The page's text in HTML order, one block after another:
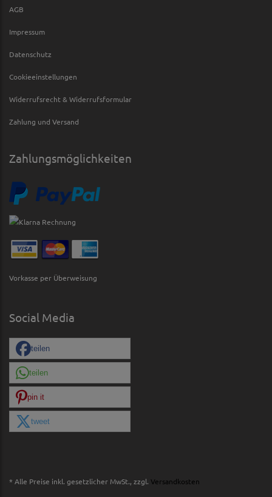
AGB
Impressum
Datenschutz
Cookieeinstellungen
Widerrufsrecht & Widerrufsformular
Zahlung und Versand
Zahlungsmöglichkeiten
Vorkasse per Überweisung
Social Media
teilen
teilen
pin it
tweet
* Alle Preise inkl. gesetzlicher MwSt., zzgl. Versandkosten